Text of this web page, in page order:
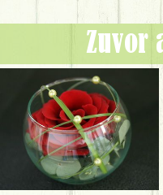
Zuvor